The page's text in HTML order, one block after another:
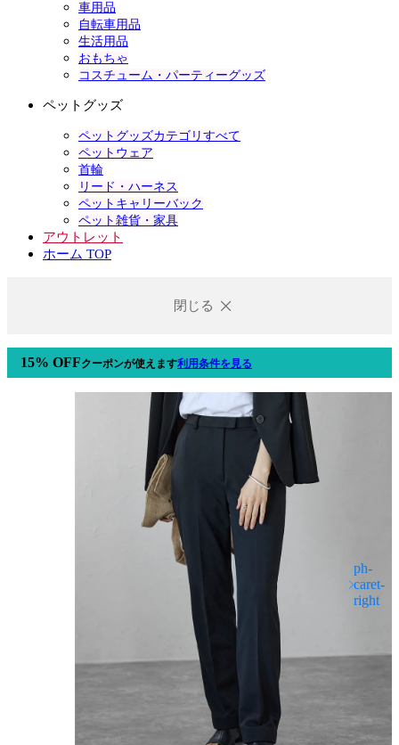
車用品
自転車用品
生活用品
おもちゃ
コスチューム・パーティーグッズ
ペットグッズ
ペットグッズカテゴリすべて
ペットウェア
首輪
リード・ハーネス
ペットキャリーバック
ペット雑貨・家具
アウトレット
ホーム TOP
閉じる
15% OFFクーポンが使えます利用条件を見る